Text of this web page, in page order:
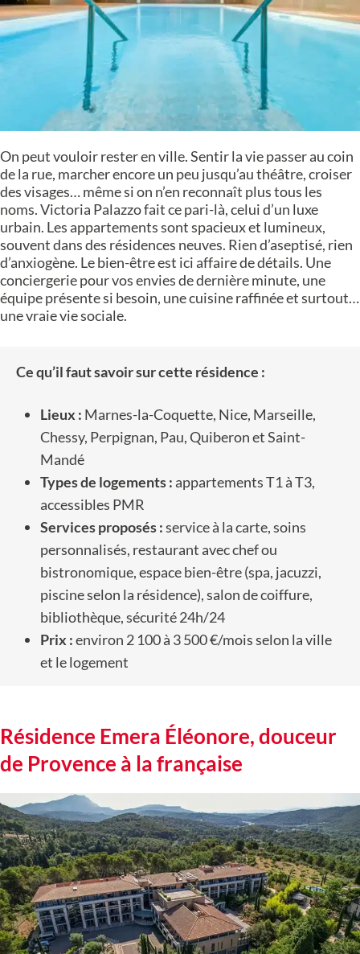
On peut vouloir rester en ville. Sentir la vie passer au coin
de la rue, marcher encore un peu jusqu’au théâtre, croiser
des visages… même si on n’en reconnaît plus tous les
noms. Victoria Palazzo fait ce pari-là, celui d’un luxe
urbain. Les appartements sont spacieux et lumineux,
souvent dans des résidences neuves. Rien d’aseptisé, rien
d’anxiogène. Le bien-être est ici affaire de détails. Une
conciergerie pour vos envies de dernière minute, une
équipe présente si besoin, une cuisine raffinée et surtout…
une vraie vie sociale.
Ce qu’il faut savoir sur cette résidence :
Lieux : Marnes-la-Coquette, Nice, Marseille,
Chessy, Perpignan, Pau, Quiberon et Saint-
Mandé
Types de logements : appartements T1 à T3,
accessibles PMR
Services proposés :service à la carte, soins
personnalisés, restaurant avec chef ou
bistronomique, espace bien-être (spa, jacuzzi,
piscine selon la résidence), salon de coiffure,
bibliothèque, sécurité 24h/24
Prix :environ 2 100 à 3 500 €/mois selon la ville
et le logement
Résidence Emera Éléonore, douceur
de Provence à la française